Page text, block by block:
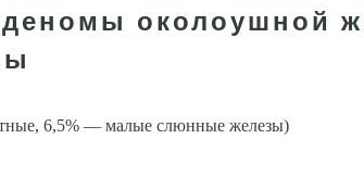
околоушной
6,5% — малые слюнные железы)